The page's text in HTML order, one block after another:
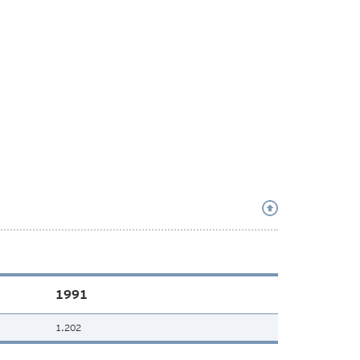
1991
1.202